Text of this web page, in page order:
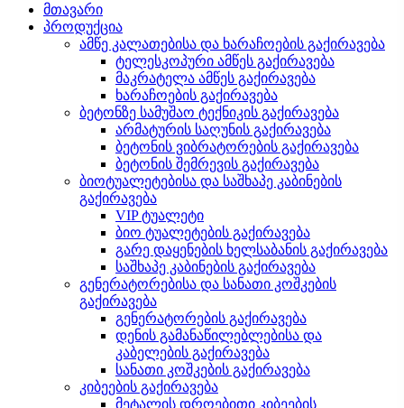
მთავარი
პროდუქცია
ამწე კალათებისა და ხარაჩოების გაქირავება
ტელესკოპური ამწეს გაქირავება
მაკრატელა ამწეს გაქირავება
ხარაჩოების გაქირავება
ბეტონზე სამუშაო ტექნიკის გაქირავება
არმატურის საღუნის გაქირავება
ბეტონის ვიბრატორების გაქირავება
ბეტონის შემრევის გაქირავება
ბიოტუალეტებისა და საშხაპე კაბინების
გაქირავება
VIP ტუალეტი
ბიო ტუალეტების გაქირავება
გარე დაყენების ხელსაბანის გაქირავება
საშხაპე კაბინების გაქირავება
გენერატორებისა და სანათი კოშკების
გაქირავება
გენერატორების გაქირავება
დენის გამანაწილებლებისა და
კაბელების გაქირავება
სანათი კოშკების გაქირავება
კიბეების გაქირავება
მეტალის დროებითი კიბეების